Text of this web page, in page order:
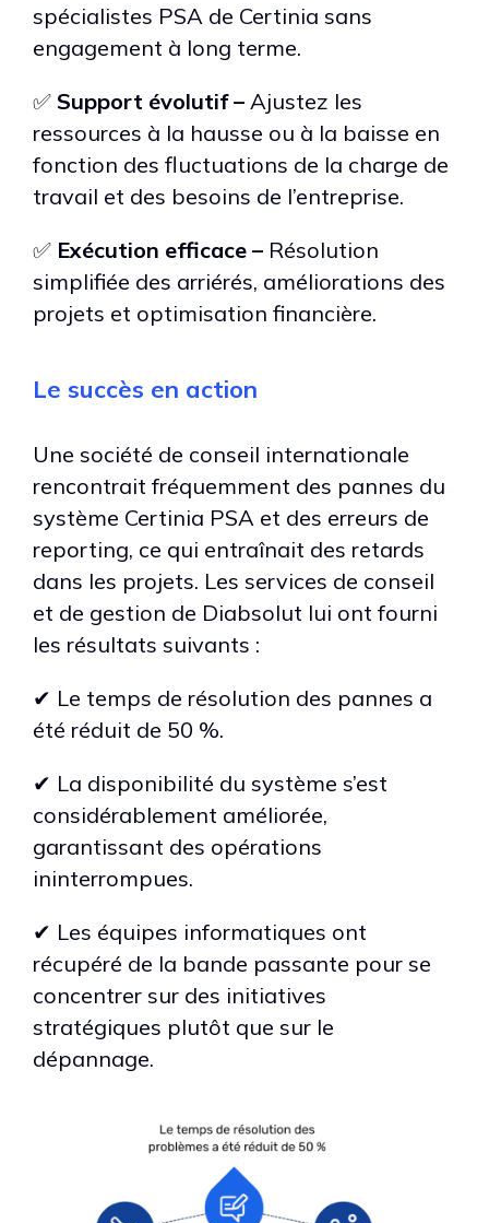
spécialistes PSA de Certinia sans
engagement à long terme.
✅ Support évolutif – Ajustez les
ressources à la hausse ou à la baisse en
fonction des fluctuations de la charge de
travail et des besoins de l’entreprise.
✅ Exécution efficace – Résolution
simplifiée des arriérés, améliorations des
projets et optimisation financière.
Le succès en action
Une société de conseil internationale
rencontrait fréquemment des pannes du
système Certinia PSA et des erreurs de
reporting, ce qui entraînait des retards
dans les projets. Les services de conseil
et de gestion de Diabsolut lui ont fourni
les résultats suivants :
✔ Le temps de résolution des pannes a
été réduit de 50 %.
✔ La disponibilité du système s’est
considérablement améliorée,
garantissant des opérations
ininterrompues.
✔ Les équipes informatiques ont
récupéré de la bande passante pour se
concentrer sur des initiatives
stratégiques plutôt que sur le
dépannage.